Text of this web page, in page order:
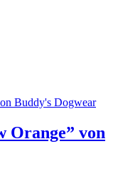
Orange” von